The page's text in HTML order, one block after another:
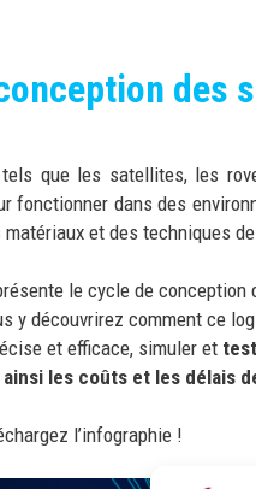
des
que les satellites, les
fonctionner dans des
et des techniques
le cycle de
y découvrirez comment ce
et efficace, simuler et
les coûts et les délais
l’infographie !